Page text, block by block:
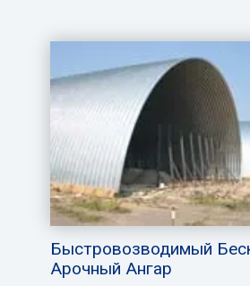
Быстровозводимый
Арочный Ангар